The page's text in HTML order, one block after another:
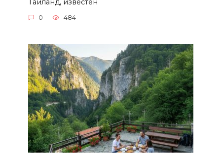
Тайланд, известен
0 484